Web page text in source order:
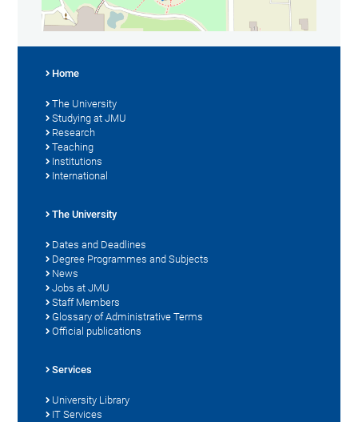
Home
The University
Studying at JMU
Research
Teaching
Institutions
International
The University
Dates and Deadlines
Degree Programmes and Subjects
News
Jobs at JMU
Staff Members
Glossary of Administrative Terms
Official publications
Services
University Library
IT Services